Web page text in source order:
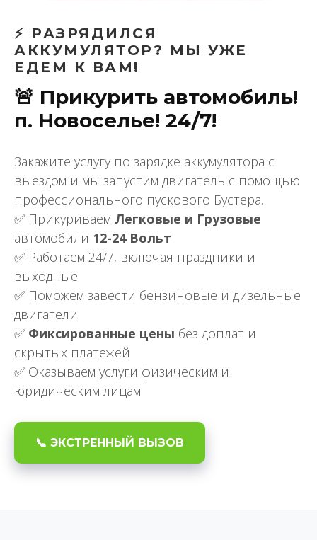
⚡ РАЗРЯДИЛСЯ
АККУМУЛЯТОР? МЫ УЖЕ
ЕДЕМ К ВАМ!
🚨 Прикурить автомобиль!
п. Новоселье! 24/7!
Закажите услугу по зарядке аккумулятора с
выездом и мы запустим двигатель с помощью
профессионального пускового Бустера.
✅ Прикуриваем Легковые и Грузовые
автомобили 12-24 Вольт
✅ Работаем 24/7, включая праздники и
выходные
✅ Поможем завести бензиновые и дизельные
двигатели
✅ Фиксированные цены без доплат и
скрытых платежей
✅ Оказываем услуги физическим и
юридическим лицам
📞 ЭКСТРЕННЫЙ ВЫЗОВ